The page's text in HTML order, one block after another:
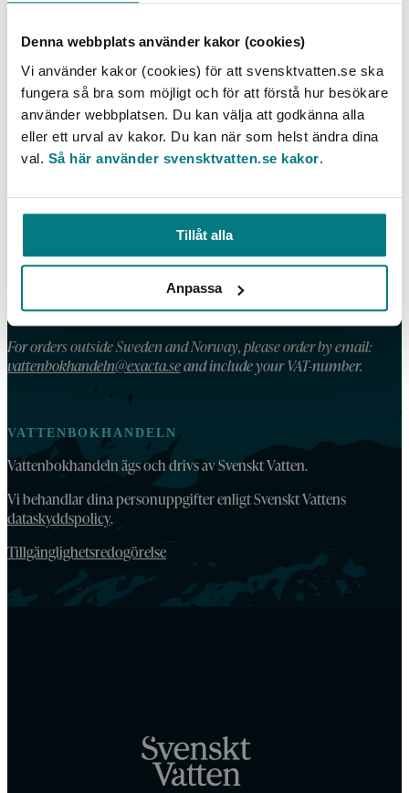
Denna webbplats använder kakor (cookies)
Vi använder kakor (cookies) för att svensktvatten.se ska
fungera så bra som möjligt och för att förstå hur besökare
använder webbplatsen. Du kan välja att godkänna alla
eller ett urval av kakor. Du kan när som helst ändra dina
val. Så här använder svensktvatten.se kakor.
Tillåt alla
Anpassa
LÄS MER
KONTAKT
Telefon: 08 – 506 002 90
E-post:vattenbokhandeln@exacta.se
Våra köpvillkor
For orders outside Sweden and Norway, please order by email:
vattenbokhandeln@exacta.seand include your VAT-number.
VATTENBOKHANDELN
Vattenbokhandeln ägs och drivs av Svenskt Vatten.
Vi behandlar dina personuppgifter enligt Svenskt Vattens
dataskyddspolicy.
Tillgänglighetsredogörelse